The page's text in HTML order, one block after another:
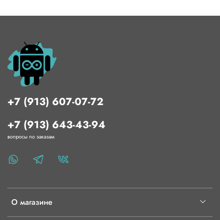
О магазине
+7 (913) 607-07-72
+7 (913) 643-43-94
вопросы по заказам